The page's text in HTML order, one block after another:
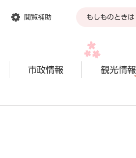
閲覧補助 もしものときは
市政情報 観光情報